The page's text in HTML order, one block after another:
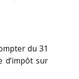
du 31
d’impôt sur